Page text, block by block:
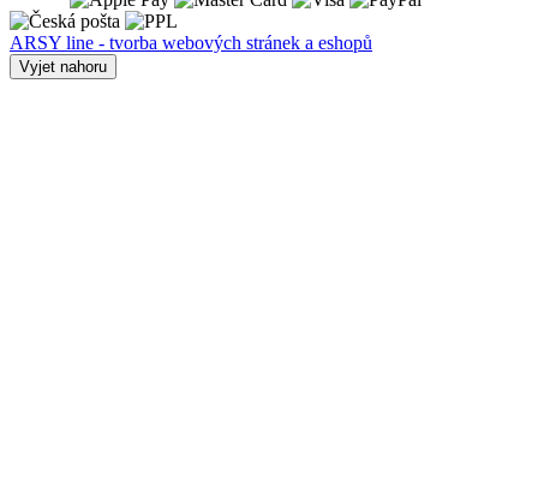
ARSY line - tvorba webových stránek a eshopů
Vyjet nahoru